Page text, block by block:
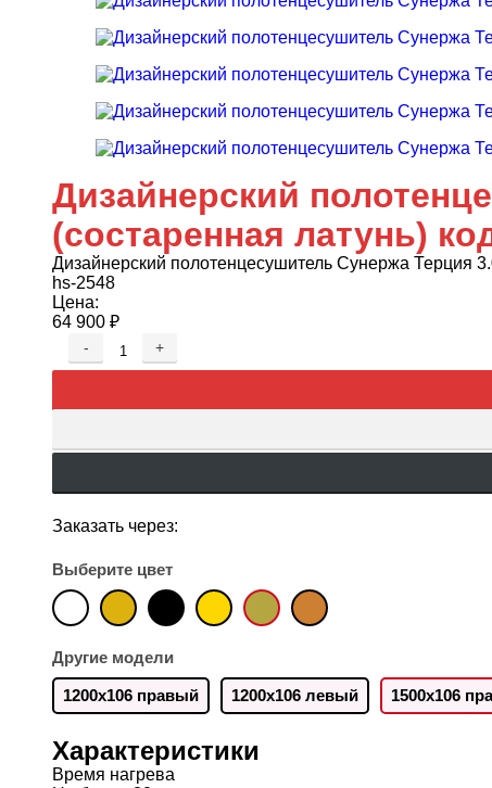
Дизайнерский
(состаренная латунь)
Дизайнерский полотенцесушитель Сунержа Терция
hs-2548
Цена:
64 900 ₽
- +
Заказать через:
Выберите цвет
Другие модели
1200х106 правый 1200х106 левый 1500х106
Характеристики
Время нагрева